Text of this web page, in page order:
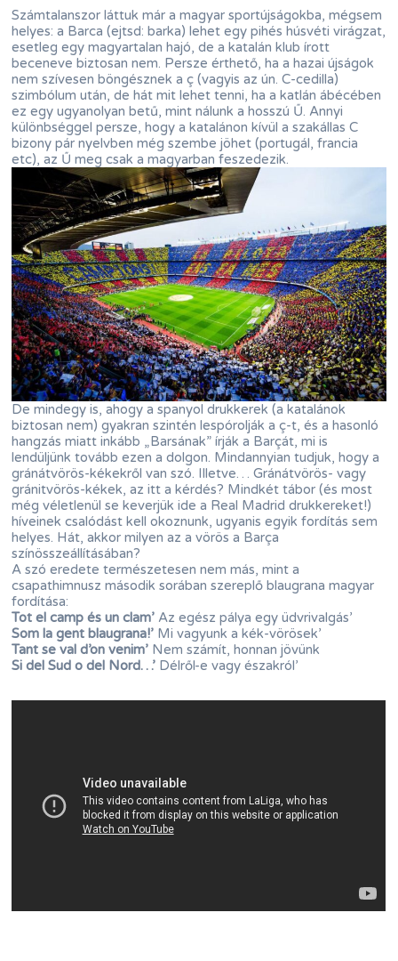
Számtalanszor láttuk már a magyar sportújságokba, mégsem
helyes: a Barca (ejtsd: barka) lehet egy pihés húsvéti virágzat,
esetleg egy magyartalan hajó, de a katalán klub írott
beceneve biztosan nem. Persze érthető, ha a hazai újságok
nem szívesen böngésznek a ç (vagyis az ún. C-cedilla)
szimbólum után, de hát mit lehet tenni, ha a katlán ábécében
ez egy ugyanolyan betű, mint nálunk a hosszú Ű. Annyi
különbséggel persze, hogy a katalánon kívül a szakállas C
bizony pár nyelvben még szembe jöhet (portugál, francia
etc), az Ű meg csak a magyarban feszedezik.
De mindegy is, ahogy a spanyol drukkerek (a katalánok
biztosan nem) gyakran szintén lespórolják a ç-t, és a hasonló
hangzás miatt inkább „Barsának” írják a Barçát, mi is
lendüljünk tovább ezen a dolgon. Mindannyian tudjuk, hogy a
gránátvörös-kékekről van szó. Illetve… Gránátvörös- vagy
gránitvörös-kékek, az itt a kérdés? Mindkét tábor (és most
még véletlenül se keverjük ide a Real Madrid drukkereket!)
híveinek csalódást kell okoznunk, ugyanis egyik fordítás sem
helyes. Hát, akkor milyen az a vörös a Barça
színösszeállításában?
A szó eredete természetesen nem más, mint a
csapathimnusz második sorában szereplő blaugrana magyar
fordítása:
Tot el camp és un clam’ Az egész pálya egy üdvrivalgás’
Som la gent blaugrana!’ Mi vagyunk a kék-vörösek’
Tant se val d’on venim’ Nem számít, honnan jövünk
Si del Sud o del Nord…’ Délről-e vagy északról’